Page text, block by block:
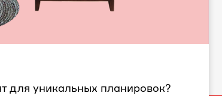
для уникальных планировок?